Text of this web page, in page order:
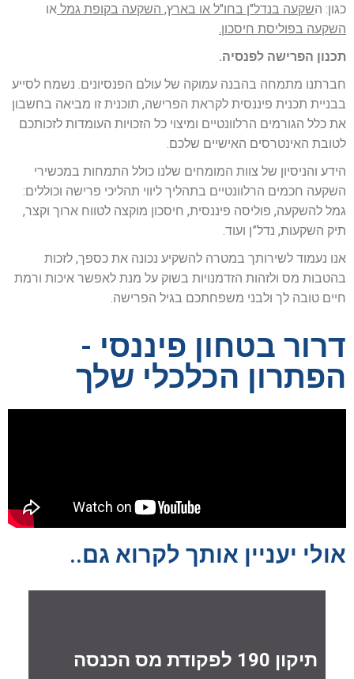
כגון: השקעה בנדל"ן בחו"ל או בארץ, השקעה בקופת גמל או
השקעה בפוליסת חיסכון.
תכנון הפרישה לפנסיה.
חברתנו מתמחה בהבנה עמוקה של עולם הפנסיונים. נשמח לסייע
בבניית תכנית פיננסית לקראת הפרישה, תוכנית זו מביאה בחשבון
את כלל הגורמים הרלוונטיים ומיצוי כל הזכויות העומדות לזכותכם
לטובת האינטרסים האישיים שלכם.
הידע והניסיון של צוות המומחים שלנו כולל התמחות במכשירי
השקעה חכמים הרלוונטיים בתהליך ליווי תהליכי פרישה וכוללים:
גמל להשקעה, פוליסה פיננסית, חיסכון מוקצה לטווח ארוך וקצר,
תיק השקעות, נדל”ן ועוד.
אנו נעמוד לשירותך במטרה להשקיע נכונה את כספך, לזכות
בהטבות מס ולזהות הזדמנויות בשוק על מנת לאפשר איכות ורמת
חיים טובה לך ולבני משפחתכם בגיל הפרישה.
דרור בטחון פיננסי -
הפתרון הכלכלי שלך
אולי יעניין אותך לקרוא גם..
תיקון 190 לפקודת מס הכנסה